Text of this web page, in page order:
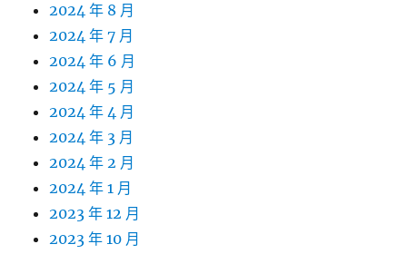
2024 年 8 月
2024 年 7 月
2024 年 6 月
2024 年 5 月
2024 年 4 月
2024 年 3 月
2024 年 2 月
2024 年 1 月
2023 年 12 月
2023 年 10 月